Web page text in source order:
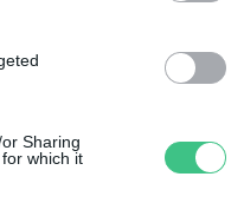
Sharing
which it
az